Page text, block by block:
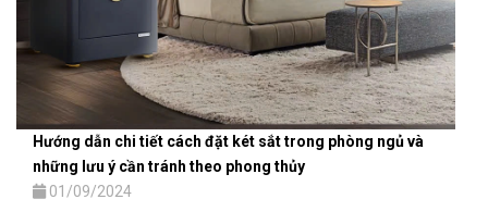
Hướng dẫn chi tiết cách đặt két sắt trong phòng ngủ và
những lưu ý cần tránh theo phong thủy
01/09/2024